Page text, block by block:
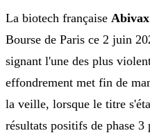
La biotech française Abivax
Bourse de Paris ce 2 juin
signant l'une des plus
effondrement met fin de
la veille, lorsque le titre
résultats positifs de phase